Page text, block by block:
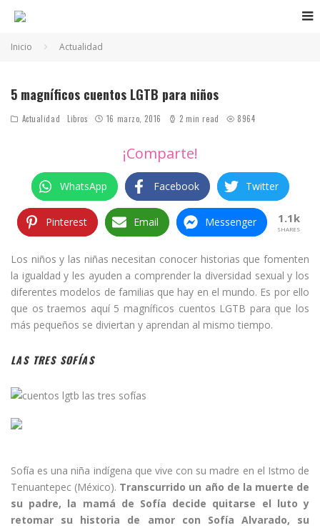
Inicio Actualidad
5 magníficos cuentos LGTB para niños
Actualidad Libros 16 marzo, 2016 2 min read 8964
¡Comparte!
WhatsApp Facebook Twitter
Pinterest Email Messenger 1.1k
SHARES
Los niños y las niñas necesitan conocer historias que fomenten
la igualdad y les ayuden a comprender la diversidad sexual y los
diferentes modelos de familias que hay en el mundo. Es por ello
que os traemos aquí 5 magníficos cuentos LGTB para que los
más pequeños se diviertan y aprendan al mismo tiempo.
LAS TRES SOFÍAS
Sofía es una niña indígena que vive con su madre en el Istmo de
Tenuantepec (México). Transcurrido un año de la muerte de
su padre, la mamá de Sofía decide quitarse el luto y
retomar su historia de amor con Sofía Alvarado, su